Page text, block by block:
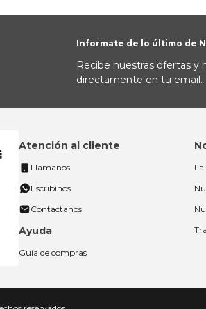
Informate de lo último de
Recibe nuestras ofertas y
directamente en tu email.
Atención al cliente
Llamanos
Escribinos
Contactanos
Ayuda
Guía de compras